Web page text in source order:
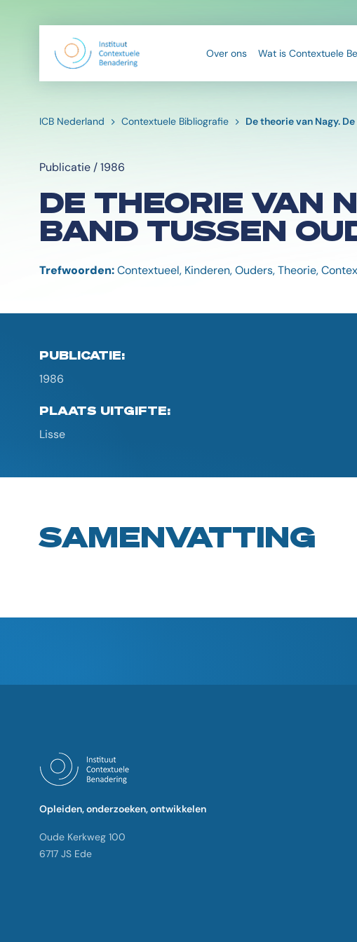
Over ons Wat is Contextuele
ICB Nederland Contextuele Bibliografie De theorie van Nagy.
Publicatie / 1986
DE THEORIE VAN
BAND TUSSEN
Trefwoorden:Contextueel, Kinderen, Ouders, Theorie,
PUBLICATIE:
1986
PLAATS UITGIFTE:
Lisse
SAMENVATTING
Opleiden, onderzoeken, ontwikkelen
Oude Kerkweg 100
6717 JS Ede